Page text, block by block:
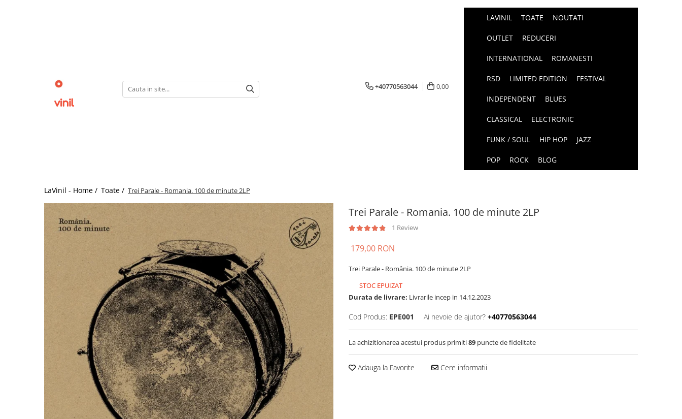
+40770563044 0,00
LAVINIL TOATE NOUTATI
OUTLET REDUCERI
INTERNATIONAL ROMANESTI
RSD LIMITED EDITION FESTIVAL
INDEPENDENT BLUES
CLASSICAL ELECTRONIC
FUNK / SOUL HIP HOP JAZZ
POP ROCK BLOG
LaVinil - Home / Toate / Trei Parale - Romania. 100 de minute 2LP
Trei Parale - Romania. 100 de minute 2LP
1 Review
179,00 RON
Trei Parale - România. 100 de minute 2LP
STOC EPUIZAT
Durata de livrare: Livrarile incep in 14.12.2023
Cod Produs: EPE001 Ai nevoie de ajutor? +40770563044
La achizitionarea acestui produs primiti89 puncte de fidelitate
Adauga la Favorite Cere informatii